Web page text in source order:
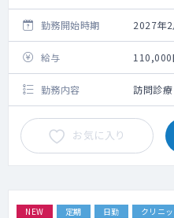
勤務開始時期 2027年
給与 110,000
勤務内容 訪問診療
お気に入り
NEW 定期 日勤 クリニ